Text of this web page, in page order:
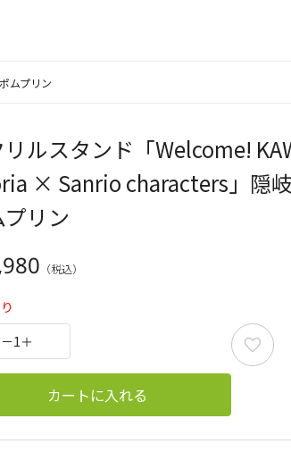
ムプリン
リルスタンド「Welcome!
× Sanrio characters」隠
リン
－1＋
カートに入れる